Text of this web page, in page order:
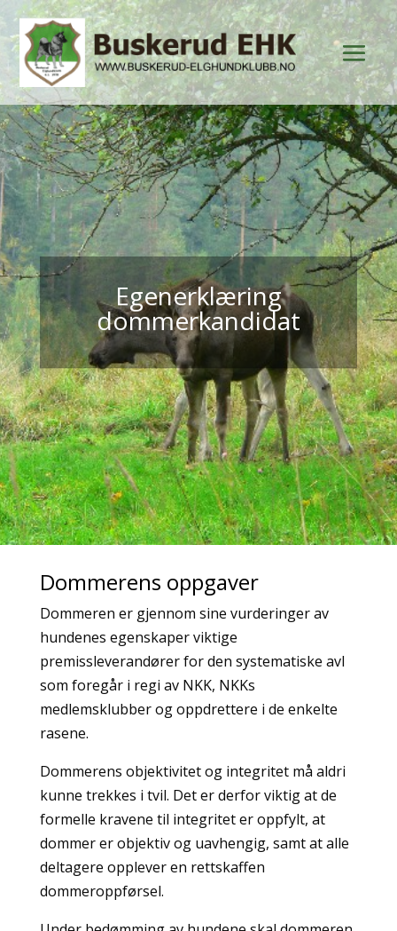
Egenerklæring
dommerkandidat
Dommerens oppgaver
Dommeren er gjennom sine vurderinger av
hundenes egenskaper viktige
premissleverandører for den systematiske avl
som foregår i regi av NKK, NKKs
medlemsklubber og oppdrettere i de enkelte
rasene.
Dommerens objektivitet og integritet må aldri
kunne trekkes i tvil. Det er derfor viktig at de
formelle kravene til integritet er oppfylt, at
dommer er objektiv og uavhengig, samt at alle
deltagere opplever en rettskaffen
dommeroppførsel.